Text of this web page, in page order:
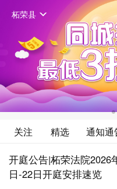
柘荣县
关注 精选 通知通
开庭公告|柘荣法院2026
日-22日开庭安排速览